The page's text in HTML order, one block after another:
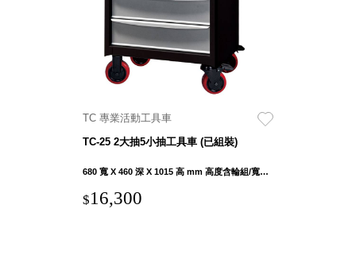
TC 專業活動工具車
TC-25 2大抽5小抽工具車 (已組裝)
680 寬 X 460 深 X 1015 高 mm 高度含輪組/寬度含手把
$16,300